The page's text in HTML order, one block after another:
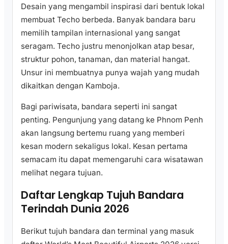
Desain yang mengambil inspirasi dari bentuk lokal
membuat Techo berbeda. Banyak bandara baru
memilih tampilan internasional yang sangat
seragam. Techo justru menonjolkan atap besar,
struktur pohon, tanaman, dan material hangat.
Unsur ini membuatnya punya wajah yang mudah
dikaitkan dengan Kamboja.
Bagi pariwisata, bandara seperti ini sangat
penting. Pengunjung yang datang ke Phnom Penh
akan langsung bertemu ruang yang memberi
kesan modern sekaligus lokal. Kesan pertama
semacam itu dapat memengaruhi cara wisatawan
melihat negara tujuan.
Daftar Lengkap Tujuh Bandara
Terindah Dunia 2026
Berikut tujuh bandara dan terminal yang masuk